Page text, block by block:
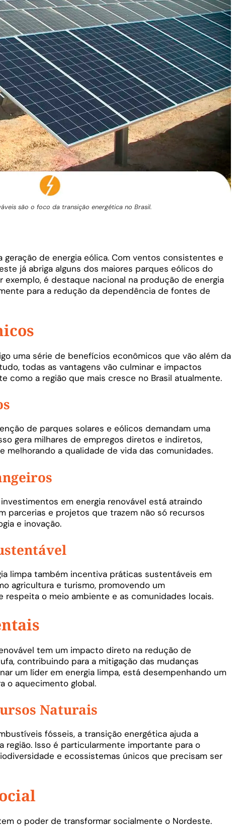
são o foco da transição energética no Brasil.
de energia eólica. Com ventos consistentes e
já abriga alguns dos maiores parques eólicos do
exemplo, é destaque nacional na produção de energia
para a redução da dependência de fontes de
uma série de benefícios econômicos que vão além da
todas as vantagens vão culminar e impactos
como a região que mais cresce no Brasil atualmente.
de parques solares e eólicos demandam uma
gera milhares de empregos diretos e indiretos,
melhorando a qualidade de vida das comunidades.
em energia renovável está atraindo
parcerias e projetos que trazem não só recursos
e inovação.
limpa também incentiva práticas sustentáveis em
agricultura e turismo, promovendo um
o meio ambiente e as comunidades locais.
tem um impacto direto na redução de
contribuindo para a mitigação das mudanças
um líder em energia limpa, está desempenhando um
o aquecimento global.
Naturais
fósseis, a transição energética ajuda a
região. Isso é particularmente importante para o
e ecossistemas únicos que precisam ser
o poder de transformar socialmente o Nordeste.